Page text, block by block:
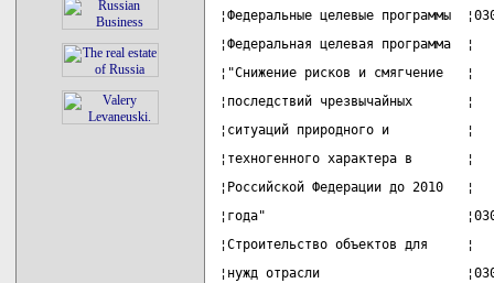
¦Федеральные целевые программы
¦Федеральная целевая
¦"Снижение рисков и
¦последствий чрезвычайных
¦ситуаций природного и
¦техногенного характера в
¦Российской Федерации до
¦года"
¦Строительство объектов
¦нужд отрасли